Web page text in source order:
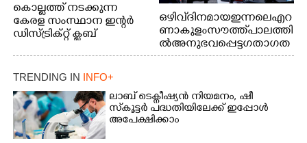
കൊല്ലത്ത് നടക്കുന്ന
കേരള സംസ്ഥാന ഇന്റർ
ഡിസ്ട്രിക്റ്റ് ക്ലബ്
ചാമ്പ്യൻഷിപ്പിൽ അണ്ടർ
20 ആൺകുട്ടികളുടെ 200
മത്സരത്തിനിടെ സിന്തറ്റിക്
ട്രാക്കിന് കുറുകെ ഓടുന്ന
നായകൾ.
ഒഴിവ് ദിനമായ ഇന്നലെ എറ
ണാകുളം സൗത്ത് പാലത്തി
ൽ അനുഭവപ്പെട്ട ഗതാഗത
ക്കുരുക്ക്
TRENDING IN INFO+
ലാബ് ടെക്നീഷ്യൻ നിയമനം, ഷീ
സ്‌കൂട്ടർ പദ്ധതിയിലേക്ക് ഇപ്പോൾ
അപേക്ഷിക്കാം